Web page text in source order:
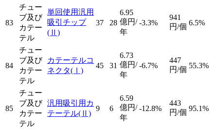
83
チュー
ブ及び
カテー
テル
単回使用汎用
吸引チップ
(Ⅱ)
37 28
6.95
億円/
年
-3.3%
941
円/個 6.5%
84
チュー
ブ及び
カテー
テル
カテーテルコ
ネクタ(Ⅰ)
45 31
6.73
億円/
年
-6.7%
447
円/個 55.3%
85
チュー
ブ及び
カテー
テル
汎用吸引用カ
テーテル(Ⅱ)
9 6
6.59
億円/
年
-12.8%
443
円/個 95.1%